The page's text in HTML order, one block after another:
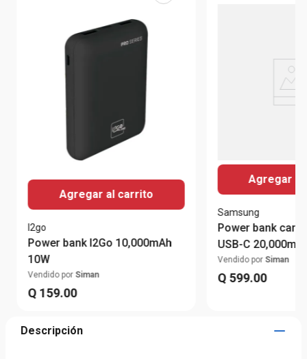
Agregar al carrito
I2go
Power bank I2Go 10,000mAh
10W
Vendido por Siman
Q 159.00
Agregar
Samsung
Power bank
USB-C
Vendido por Siman
Q 599.00
Descripción